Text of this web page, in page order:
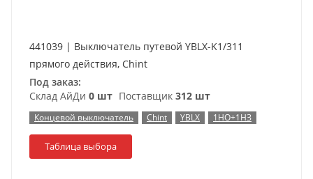
441039 | Выключатель путевой YBLX-K1/311
прямого действия, Chint
Под заказ:
Склад АйДи 0 шт Поставщик 312 шт
Концевой выключатель Chint YBLX 1НО+1НЗ
Таблица выбора